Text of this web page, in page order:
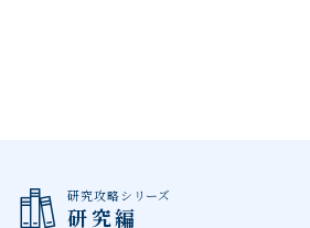
研究攻略シリーズ
研究編